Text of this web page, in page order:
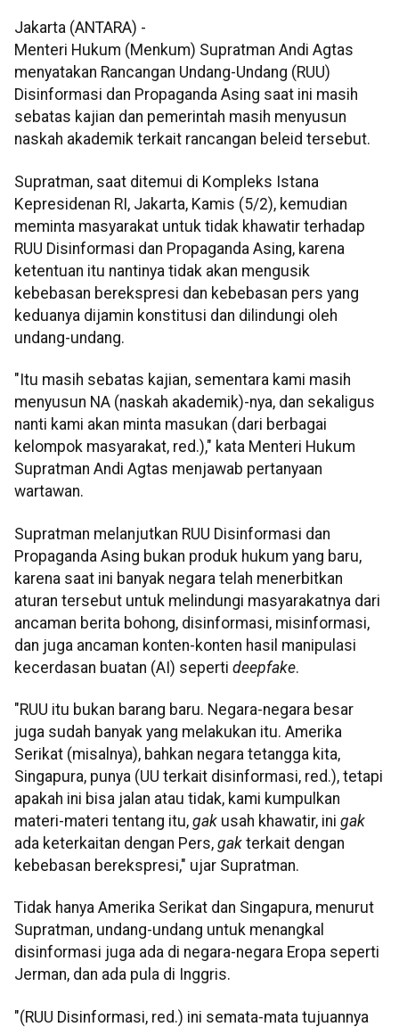
Jakarta (ANTARA) -
Menteri Hukum (Menkum) Supratman Andi Agtas
menyatakan Rancangan Undang-Undang (RUU)
Disinformasi dan Propaganda Asing saat ini masih
sebatas kajian dan pemerintah masih menyusun
naskah akademik terkait rancangan beleid tersebut.
Supratman, saat ditemui di Kompleks Istana
Kepresidenan RI, Jakarta, Kamis (5/2), kemudian
meminta masyarakat untuk tidak khawatir terhadap
RUU Disinformasi dan Propaganda Asing, karena
ketentuan itu nantinya tidak akan mengusik
kebebasan berekspresi dan kebebasan pers yang
keduanya dijamin konstitusi dan dilindungi oleh
undang-undang.
"Itu masih sebatas kajian, sementara kami masih
menyusun NA (naskah akademik)-nya, dan sekaligus
nanti kami akan minta masukan (dari berbagai
kelompok masyarakat, red.)," kata Menteri Hukum
Supratman Andi Agtas menjawab pertanyaan
wartawan.
Supratman melanjutkan RUU Disinformasi dan
Propaganda Asing bukan produk hukum yang baru,
karena saat ini banyak negara telah menerbitkan
aturan tersebut untuk melindungi masyarakatnya dari
ancaman berita bohong, disinformasi, misinformasi,
dan juga ancaman konten-konten hasil manipulasi
kecerdasan buatan (AI) seperti deepfake.
"RUU itu bukan barang baru. Negara-negara besar
juga sudah banyak yang melakukan itu. Amerika
Serikat (misalnya), bahkan negara tetangga kita,
Singapura, punya (UU terkait disinformasi, red.), tetapi
apakah ini bisa jalan atau tidak, kami kumpulkan
materi-materi tentang itu, gak usah khawatir, ini gak
ada keterkaitan dengan Pers, gak terkait dengan
kebebasan berekspresi," ujar Supratman.
Tidak hanya Amerika Serikat dan Singapura, menurut
Supratman, undang-undang untuk menangkal
disinformasi juga ada di negara-negara Eropa seperti
Jerman, dan ada pula di Inggris.
"(RUU Disinformasi, red.) ini semata-mata tujuannya